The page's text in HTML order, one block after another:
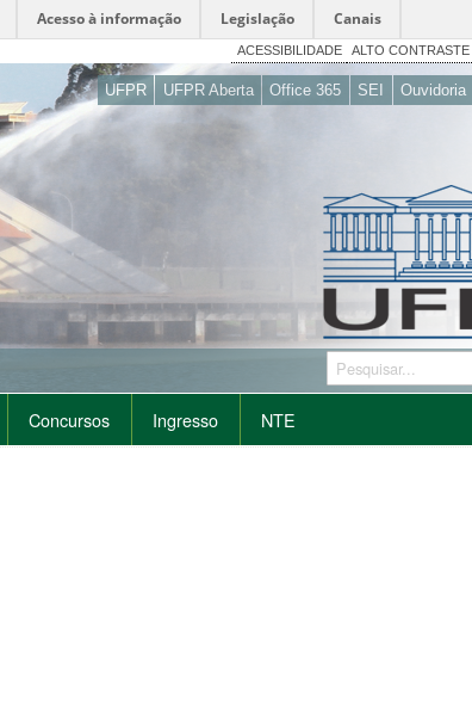
Acesso à informação Legislação Canais
ACESSIBILIDADE ALTO CONTRASTE
UFPR UFPR Aberta Office 365 SEI Ouvidoria
Concursos Ingresso NTE